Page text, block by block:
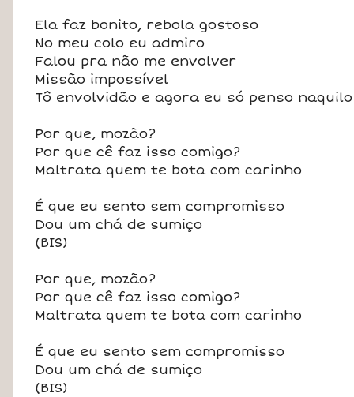
Ela faz bonito, rebola gostoso
No meu colo eu admiro
Falou pra não me envolver
Missão impossível
Tô envolvidão e agora eu só penso naquilo
Por que, mozão?
Por que cê faz isso comigo?
Maltrata quem te bota com carinho
É que eu sento sem compromisso
Dou um chá de sumiço
(BIS)
Por que, mozão?
Por que cê faz isso comigo?
Maltrata quem te bota com carinho
É que eu sento sem compromisso
Dou um chá de sumiço
(BIS)